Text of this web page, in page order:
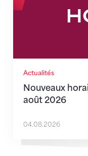
Actualités
Nouveaux
août 2026
04.08.2026